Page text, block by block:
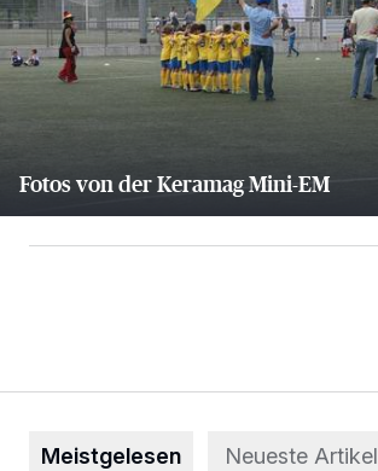
Fotos von der Keramag Mini-EM
Meistgelesen Neueste Artikel